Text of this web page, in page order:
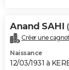
Anand SAHI
Créer une
Naissance
12/03/1931 à